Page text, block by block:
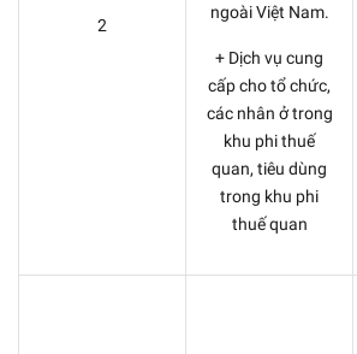
2
ngoài Việt Nam.
+ Dịch vụ cung
cấp cho tổ chức,
các nhân ở trong
khu phi thuế
quan, tiêu dùng
trong khu phi
thuế quan